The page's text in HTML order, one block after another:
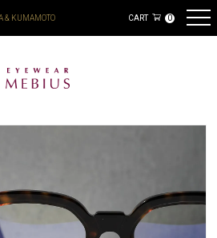
& KUMAMOTO CART 0